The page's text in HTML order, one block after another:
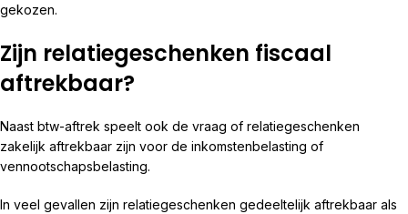
gekozen.
Zijn relatiegeschenken fiscaal
aftrekbaar?
Naast btw-aftrek speelt ook de vraag of relatiegeschenken
zakelijk aftrekbaar zijn voor de inkomstenbelasting of
vennootschapsbelasting.
In veel gevallen zijn relatiegeschenken gedeeltelijk aftrekbaar als